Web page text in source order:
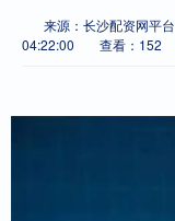
来源：长沙配资网平台
04:22:00
查看：152